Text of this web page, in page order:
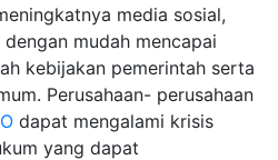
media sosial,
mudah mencapai
kebijakan pemerintah serta
Perusahaan- perusahaan
dapat mengalami krisis
yang dapat